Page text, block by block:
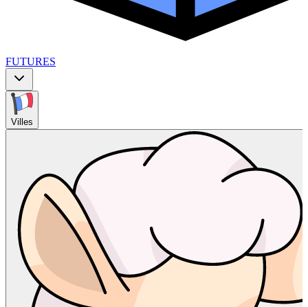
FUTURES
Villes